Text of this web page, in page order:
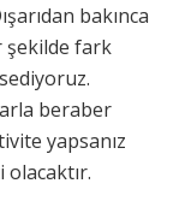
bakınca
şekilde fark
beraber
yapsanız